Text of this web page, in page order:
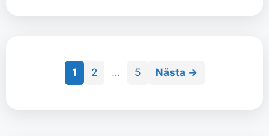
Sida
1 Sida
2 … Sida
5 Nästa →